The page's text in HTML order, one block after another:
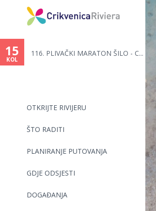
OTKRIJTE RIVIJERU
ŠTO RADITI
PLANIRANJE PUTOVANJA
GDJE ODSJESTI
DOGAĐANJA
15
KOL
116. PLIVAČKI MARATON ŠILO - C...
ste
ovdje